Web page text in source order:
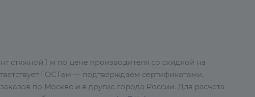
стяжной 1 м по цене производителя со скидкой на
ГОСТам — подтверждаем сертификатами.
по Москве и в другие города России. Для расчета